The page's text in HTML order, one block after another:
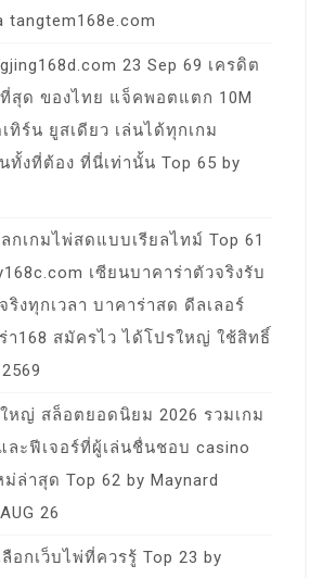
tangtem168e.com
23 Sep 69 เครดิต
สุด ของไทย แจ็คพอตแตก 10M
ทิร์น ยูสเดียว เล่นได้ทุกเกม
ทั้งที่ต้อง ที่นี่เท่านั้น Top 65 by
กเกมไพ่สดแบบเรียลไทม์ Top 61
เซียนบาคาร่าตัวจริงรับ
งทุกเวลา บาคาร่าสด ดีลเลอร์
า168 สมัครไว ได้โปรใหญ่ ใช้สิทธิ์
หญ่ สล็อตยอดนิยม 2026 รวมเกม
ละฟีเจอร์ที่ผู้เล่นชื่นชอบ casino
ล่าสุด Top 62 by Maynard
26
อกเว็บไพ่ที่ควรรู้ Top 23 by